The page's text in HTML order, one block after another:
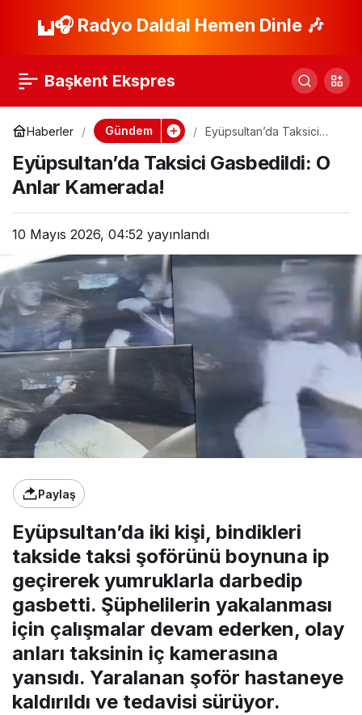
🎧 Radyo Daldal Hemen Dinle 🎶
Başkent Ekspres
Haberler Gündem
Eyüpsultan’da Taksici
Kamerada!
Eyüpsultan’da Taksici Gasbedildi: O
Anlar Kamerada!
10 Mayıs 2026, 04:52 yayınlandı
Paylaş
Eyüpsultan’da iki kişi, bindikleri
takside taksi şoförünü boynuna ip
geçirerek yumruklarla darbedip
gasbetti. Şüphelilerin yakalanması
için çalışmalar devam ederken, olay
anları taksinin iç kamerasına
yansıdı. Yaralanan şoför hastaneye
kaldırıldı ve tedavisi sürüyor.
Türk Devletleri
Hareket Edecek
Paylaş